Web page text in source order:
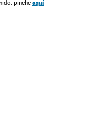
Europa
pinche aquí